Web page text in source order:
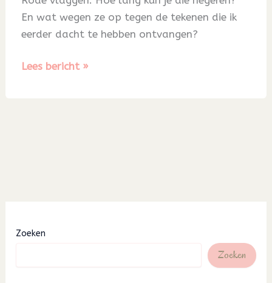
Zoeken
Zoeken
En wat wegen ze op tegen de tekenen die ik
eerder dacht te hebben ontvangen?
Blog
Lees bericht »